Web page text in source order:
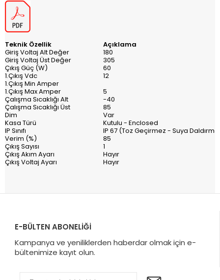
Teknik Özellik
Açıklama
Giriş Voltaj Alt Değer
180
Giriş Voltaj Üst Değer
305
Çıkış Güç (W)
60
1.Çıkış Vdc
12
1.Çıkış Min Amper
1.Çıkış Max Amper
5
Çalışma Sıcaklığı Alt
-40
Çalışma Sıcaklığı Üst
85
Dim
Var
Kasa Türü
Kutulu - Enclosed
IP Sınıfı
IP 67 (Toz Geçirmez - Suya
Verim (%)
85
Çıkış Sayısı
1
Çıkış Akım Ayarı
Hayır
Çıkış Voltaj Ayarı
Hayır
E-BÜLTEN ABONELİĞİ
Kampanya ve yeniliklerden haberdar olmak için e-
bültenimize kayıt olun.